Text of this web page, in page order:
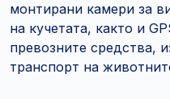
монтирани камери за
на кучетата, както и
превозните средства,
транспорт на